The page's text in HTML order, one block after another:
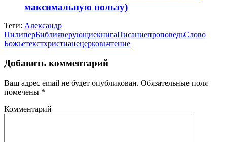
максимальную пользу)
Теги: Александр
ПилиперБиблияверующиекнигаПисаниепроповедьСлово
Божьетекстхристианецерковьчтение
Добавить комментарий
Ваш адрес email не будет опубликован. Обязательные поля
помечены *
Комментарий